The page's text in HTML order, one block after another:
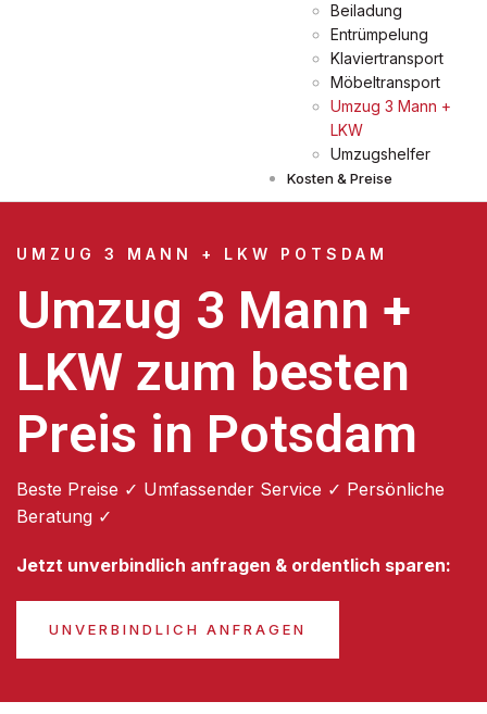
Beiladung
Entrümpelung
Klaviertransport
Möbeltransport
Umzug 3 Mann +
LKW
Umzugshelfer
Kosten & Preise
UMZUG 3 MANN + LKW POTSDAM
Umzug 3 Mann +
LKW zum besten
Preis in Potsdam
Beste Preise ✓ Umfassender Service ✓ Persönliche
Beratung ✓
Jetzt unverbindlich anfragen & ordentlich sparen:
UNVERBINDLICH ANFRAGEN